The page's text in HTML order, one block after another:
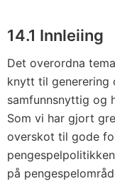
14.1 Innleiing
Det overordna
knytt til generering
samfunnsnyttig og
Som vi har gjort
overskot til gode
på